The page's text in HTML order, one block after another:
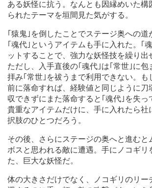
ある妖怪に抗う。なんとも因縁めいた構
られたテーマを垣間見た気がする。
｢猿鬼｣を倒したことでステージ奥への道
｢魂代｣というアイテムも手に入れた。｢
ットすることで、強力な妖怪技を繰り出
ただし、入手直後の｢魂代｣は｢常世｣に
拝み｢常世｣を祓うまで利用できない。も
前に落命すれば、経験値と同じように刀
収できずにまた落命すると｢魂代｣を失っ
貴重なアイテムだけに、手に入れたら社
択肢のひとつだろう。
その後、さらにステージの奥へと進むと
ボスと思われる敵に遭遇。手にノコギリ
た、巨大な妖怪だ。
体の大きさだけでなく、ノコギリのリー